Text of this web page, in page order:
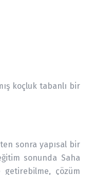
koçluk tabanlı bir
sonra yapısal bir
sonunda Saha
getirebilme, çözüm